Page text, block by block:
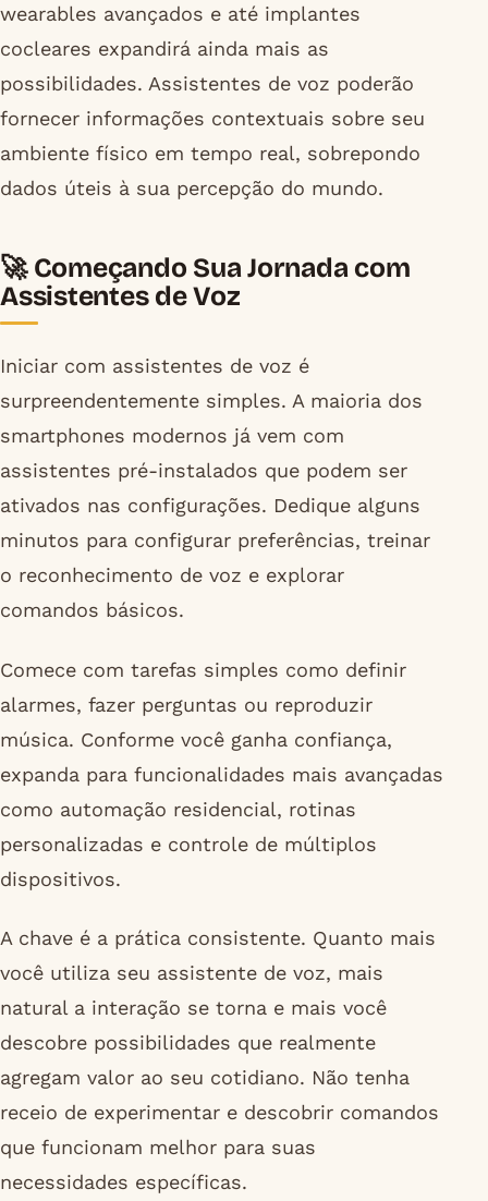
wearables avançados e até implantes
cocleares expandirá ainda mais as
possibilidades. Assistentes de voz poderão
fornecer informações contextuais sobre seu
ambiente físico em tempo real, sobrepondo
dados úteis à sua percepção do mundo.
🚀 Começando Sua Jornada com
Assistentes de Voz
Iniciar com assistentes de voz é
surpreendentemente simples. A maioria dos
smartphones modernos já vem com
assistentes pré-instalados que podem ser
ativados nas configurações. Dedique alguns
minutos para configurar preferências, treinar
o reconhecimento de voz e explorar
comandos básicos.
Comece com tarefas simples como definir
alarmes, fazer perguntas ou reproduzir
música. Conforme você ganha confiança,
expanda para funcionalidades mais avançadas
como automação residencial, rotinas
personalizadas e controle de múltiplos
dispositivos.
A chave é a prática consistente. Quanto mais
você utiliza seu assistente de voz, mais
natural a interação se torna e mais você
descobre possibilidades que realmente
agregam valor ao seu cotidiano. Não tenha
receio de experimentar e descobrir comandos
que funcionam melhor para suas
necessidades específicas.